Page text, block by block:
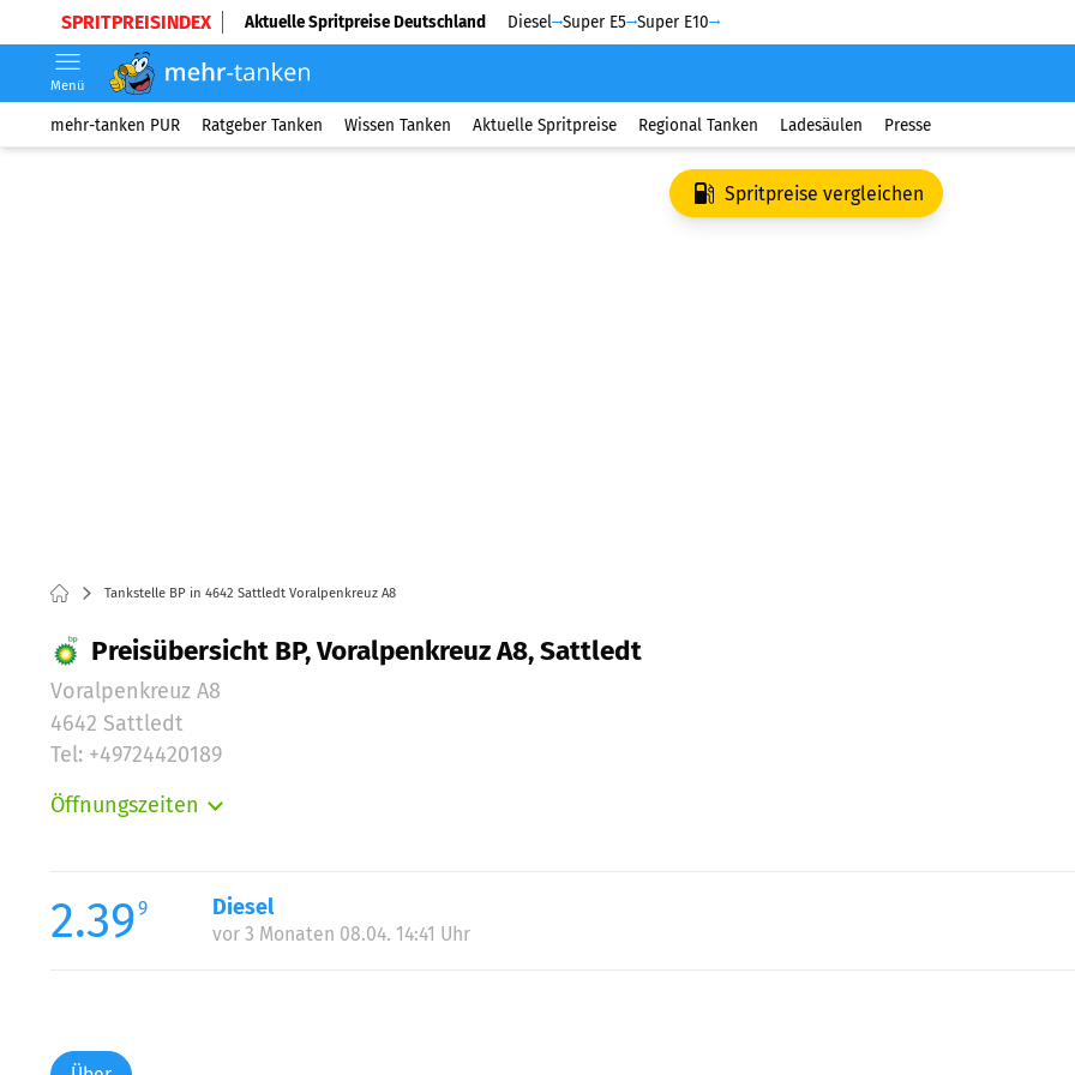
SPRITPREISINDEX Aktuelle Spritpreise Deutschland Diesel Super E5 Super E10
Menü
mehr-tanken PUR Ratgeber Tanken Wissen Tanken Aktuelle Spritpreise Regional Tanken Ladesäulen Presse
Spritpreise vergleichen
Tankstelle BP in 4642 Sattledt Voralpenkreuz A8
Preisübersicht BP, Voralpenkreuz A8, Sattledt
Voralpenkreuz A8
4642 Sattledt
Tel: +49724420189
Öffnungszeiten
Mittwoch:
Donnerstag:
2.399 Diesel
vor 3 Monaten 08.04. 14:41 Uhr